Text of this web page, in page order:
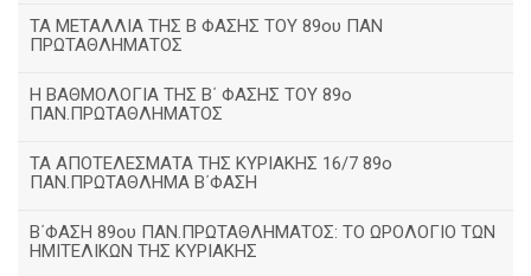
ΤΑ ΜΕΤΑΛΛΙΑ ΤΗΣ Β ΦΑΣΗΣ ΤΟΥ 89ου ΠΑΝ
ΠΡΩΤΑΘΛΗΜΑΤΟΣ
H ΒΑΘΜΟΛΟΓΙΑ ΤΗΣ Β΄ ΦΑΣΗΣ ΤΟΥ 89ο
ΠΑΝ.ΠΡΩΤΑΘΛΗΜΑΤΟΣ
ΤΑ ΑΠΟΤΕΛΕΣΜΑΤΑ ΤΗΣ ΚΥΡΙΑΚΗΣ 16/7 89ο
ΠΑΝ.ΠΡΩΤΑΘΛΗΜΑ Β΄ΦΑΣΗ
Β΄ΦΑΣΗ 89ου ΠΑΝ.ΠΡΩΤΑΘΛΗΜΑΤΟΣ: ΤΟ ΩΡΟΛΟΓΙΟ ΤΩΝ
ΗΜΙΤΕΛΙΚΩΝ ΤΗΣ ΚΥΡΙΑΚΗΣ